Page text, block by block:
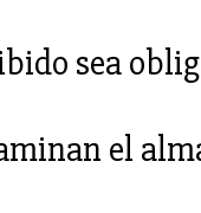
sea
el